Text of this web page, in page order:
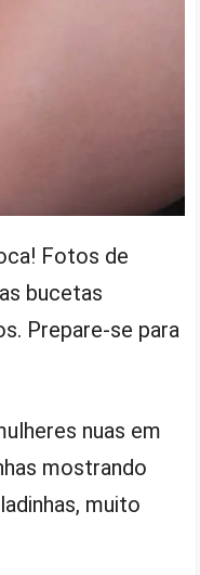
Fotos de
bucetas
Prepare-se para
nuas em
mostrando
muito